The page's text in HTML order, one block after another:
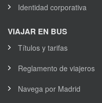
Identidad corporativa
VIAJAR EN BUS
Títulos y tarifas
Reglamento de viajeros
Navega por Madrid